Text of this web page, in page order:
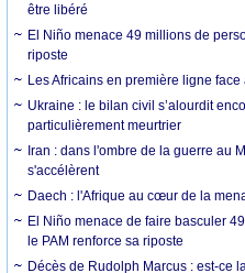
être libéré
El Niño menace 49 millions de
riposte
Les Africains en première ligne
Ukraine : le bilan civil s’alourdit
particulièrement meurtrier
Iran : dans l'ombre de la guerre au
s'accélèrent
Daech : l'Afrique au cœur de la
El Niño menace de faire basculer
le PAM renforce sa riposte
Décès de Rudolph Marcus : est-ce